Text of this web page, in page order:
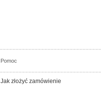
Pomoc
Jak złożyć zamówienie